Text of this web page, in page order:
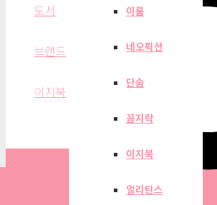
이룸
네오픽션
단숨
꼼지락
이지북
얼리틴스
도서
브랜드
이지북